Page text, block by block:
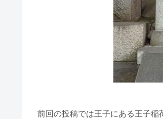
前回の投稿では王子にある王子